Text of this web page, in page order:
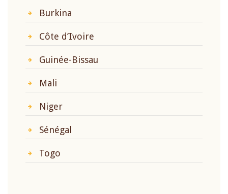
Burkina
Côte d’Ivoire
Guinée-Bissau
Mali
Niger
Sénégal
Togo